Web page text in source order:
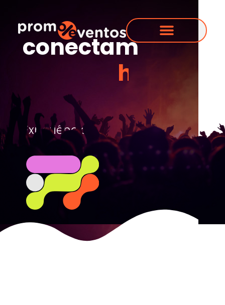
Experiências
que
conectam
hi stória